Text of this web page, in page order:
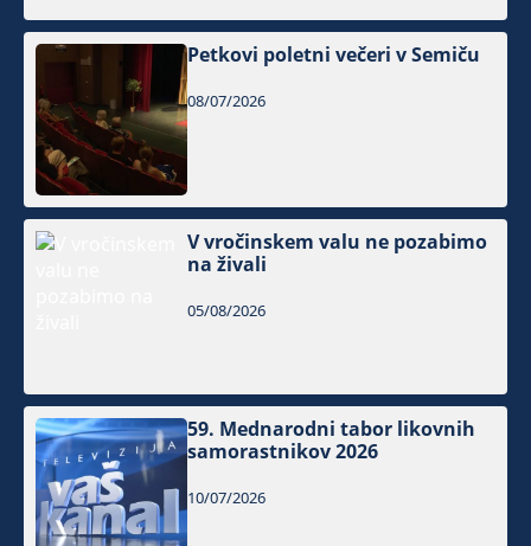
Petkovi poletni večeri v Semiču
08/07/2026
V vročinskem valu ne pozabimo
na živali
05/08/2026
59. Mednarodni tabor likovnih
samorastnikov 2026
10/07/2026